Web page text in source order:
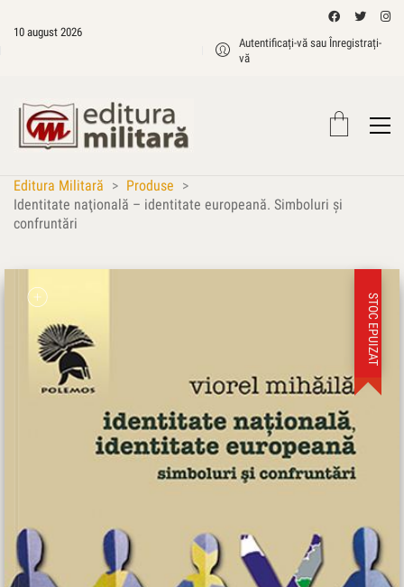
10 august 2026
Autentificați-vă sau Înregistrați-
vă
Editura Militară > Produse >
Identitate naţională – identitate europeană. Simboluri şi
confruntări
STOC EPUIZAT